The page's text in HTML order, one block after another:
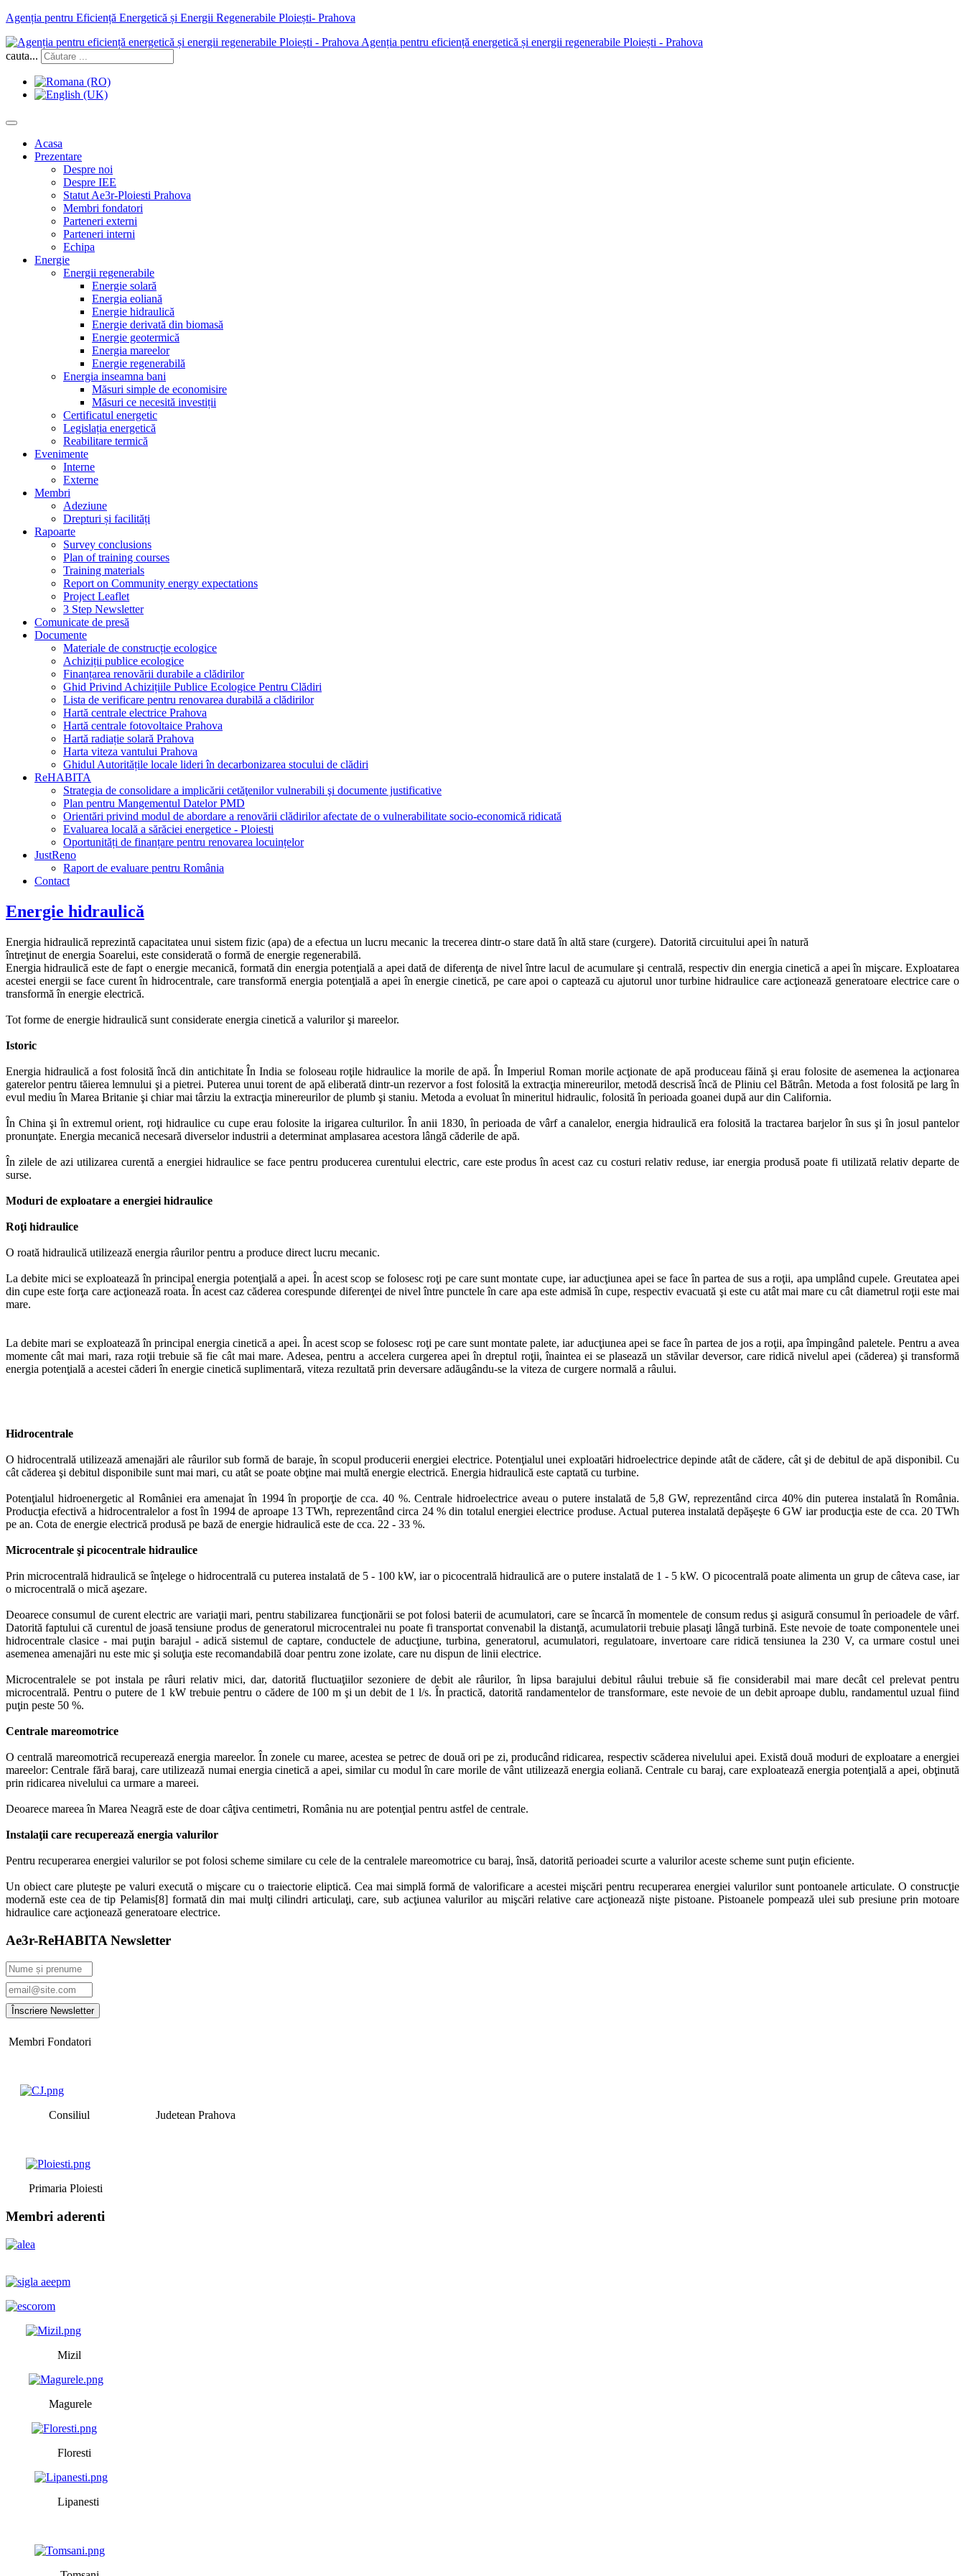
Agenția pentru Eficiență Energetică și Energii Regenerabile Ploiești- Prahova
Agenția pentru eficiență energetică și energii regenerabile Ploiești - Prahova
cauta...
Acasa
Prezentare
Despre noi
Despre IEE
Statut Ae3r-Ploiesti Prahova
Membri fondatori
Parteneri externi
Parteneri interni
Echipa
Energie
Energii regenerabile
Energie solară
Energia eoliană
Energie hidraulică
Energie derivată din biomasă
Energie geotermică
Energia mareelor
Energie regenerabilă
Energia inseamna bani
Măsuri simple de economisire
Măsuri ce necesită investiții
Certificatul energetic
Legislația energetică
Reabilitare termică
Evenimente
Interne
Externe
Membri
Adeziune
Drepturi și facilități
Rapoarte
Survey conclusions
Plan of training courses
Training materials
Report on Community energy expectations
Project Leaflet
3 Step Newsletter
Comunicate de presă
Documente
Materiale de construcție ecologice
Achiziții publice ecologice
Finanțarea renovării durabile a clădirilor
Ghid Privind Achizițiile Publice Ecologice Pentru Clădiri
Lista de verificare pentru renovarea durabilă a clădirilor
Hartă centrale electrice Prahova
Hartă centrale fotovoltaice Prahova
Hartă radiație solară Prahova
Harta viteza vantului Prahova
Ghidul Autoritățile locale lideri în decarbonizarea stocului de clădiri
ReHABITA
Strategia de consolidare a implicării cetăţenilor vulnerabili şi documente justificative
Plan pentru Mangementul Datelor PMD
Orientări privind modul de abordare a renovării clădirilor afectate de o vulnerabilitate socio-economică ridicată
Evaluarea locală a sărăciei energetice - Ploiesti
Oportunități de finanțare pentru renovarea locuințelor
JustReno
Raport de evaluare pentru România
Contact
Energie hidraulică
Energia hidraulică reprezintă capacitatea unui sistem fizic (apa) de a efectua un lucru mecanic la trecerea dintr-o stare dată în altă stare (curgere). Datorită circuitului apei în natură
întreţinut de energia Soarelui, este considerată o formă de energie regenerabilă.
Energia hidraulică este de fapt o energie mecanică, formată din energia potenţială a apei dată de diferenţa de nivel între lacul de acumulare şi centrală, respectiv din energia cinetică a apei în mişcare. Exploatarea
acestei energii se face curent în hidrocentrale, care transformă energia potenţială a apei în energie cinetică, pe care apoi o captează cu ajutorul unor turbine hidraulice care acţionează generatoare electrice care o
transformă în energie electrică.
Tot forme de energie hidraulică sunt considerate energia cinetică a valurilor şi mareelor.
Istoric
Energia hidraulică a fost folosită încă din antichitate În India se foloseau roţile hidraulice la morile de apă. În Imperiul Roman morile acţionate de apă produceau făină şi erau folosite de asemenea la acţionarea
gaterelor pentru tăierea lemnului şi a pietrei. Puterea unui torent de apă eliberată dintr-un rezervor a fost folosită la extracţia minereurilor, metodă descrisă încă de Pliniu cel Bătrân. Metoda a fost folosită pe larg în
evul mediu în Marea Britanie şi chiar mai târziu la extracţia minereurilor de plumb şi staniu. Metoda a evoluat în mineritul hidraulic, folosită în perioada goanei după aur din California.
În China şi în extremul orient, roţi hidraulice cu cupe erau folosite la irigarea culturilor. În anii 1830, în perioada de vârf a canalelor, energia hidraulică era folosită la tractarea barjelor în sus şi în josul pantelor
pronunţate. Energia mecanică necesară diverselor industrii a determinat amplasarea acestora lângă căderile de apă.
În zilele de azi utilizarea curentă a energiei hidraulice se face pentru producerea curentului electric, care este produs în acest caz cu costuri relativ reduse, iar energia produsă poate fi utilizată relativ departe de
surse.
Moduri de exploatare a energiei hidraulice
Roţi hidraulice
O roată hidraulică utilizează energia râurilor pentru a produce direct lucru mecanic.
La debite mici se exploatează în principal energia potenţială a apei. În acest scop se folosesc roţi pe care sunt montate cupe, iar aducţiunea apei se face în partea de sus a roţii, apa umplând cupele. Greutatea apei
din cupe este forţa care acţionează roata. În acest caz căderea corespunde diferenţei de nivel între punctele în care apa este admisă în cupe, respectiv evacuată şi este cu atât mai mare cu cât diametrul roţii este mai
mare.
La debite mari se exploatează în principal energia cinetică a apei. În acest scop se folosesc roţi pe care sunt montate palete, iar aducţiunea apei se face în partea de jos a roţii, apa împingând paletele. Pentru a avea
momente cât mai mari, raza roţii trebuie să fie cât mai mare. Adesea, pentru a accelera curgerea apei în dreptul roţii, înaintea ei se plasează un stăvilar deversor, care ridică nivelul apei (căderea) şi transformă
energia potenţială a acestei căderi în energie cinetică suplimentară, viteza rezultată prin deversare adăugându-se la viteza de curgere normală a râului.
Hidrocentrale
O hidrocentrală utilizează amenajări ale râurilor sub formă de baraje, în scopul producerii energiei electrice. Potenţialul unei exploatări hidroelectrice depinde atât de cădere, cât şi de debitul de apă disponibil. Cu
cât căderea şi debitul disponibile sunt mai mari, cu atât se poate obţine mai multă energie electrică. Energia hidraulică este captată cu turbine.
Potenţialul hidroenergetic al României era amenajat în 1994 în proporţie de cca. 40 %. Centrale hidroelectrice aveau o putere instalată de 5,8 GW, reprezentând circa 40% din puterea instalată în România.
Producţia efectivă a hidrocentralelor a fost în 1994 de aproape 13 TWh, reprezentând circa 24 % din totalul energiei electrice produse. Actual puterea instalată depăşeşte 6 GW iar producţia este de cca. 20 TWh
pe an. Cota de energie electrică produsă pe bază de energie hidraulică este de cca. 22 - 33 %.
Microcentrale şi picocentrale hidraulice
Prin microcentrală hidraulică se înţelege o hidrocentrală cu puterea instalată de 5 - 100 kW, iar o picocentrală hidraulică are o putere instalată de 1 - 5 kW. O picocentrală poate alimenta un grup de câteva case, iar
o microcentrală o mică aşezare.
Deoarece consumul de curent electric are variaţii mari, pentru stabilizarea funcţionării se pot folosi baterii de acumulatori, care se încarcă în momentele de consum redus şi asigură consumul în perioadele de vârf.
Datorită faptului că curentul de joasă tensiune produs de generatorul microcentralei nu poate fi transportat convenabil la distanţă, acumulatorii trebuie plasaţi lângă turbină. Este nevoie de toate componentele unei
hidrocentrale clasice - mai puţin barajul - adică sistemul de captare, conductele de aducţiune, turbina, generatorul, acumulatori, regulatoare, invertoare care ridică tensiunea la 230 V, ca urmare costul unei
asemenea amenajări nu este mic şi soluţia este recomandabilă doar pentru zone izolate, care nu dispun de linii electrice.
Microcentralele se pot instala pe râuri relativ mici, dar, datorită fluctuaţiilor sezoniere de debit ale râurilor, în lipsa barajului debitul râului trebuie să fie considerabil mai mare decât cel prelevat pentru
microcentrală. Pentru o putere de 1 kW trebuie pentru o cădere de 100 m şi un debit de 1 l/s. În practică, datorită randamentelor de transformare, este nevoie de un debit aproape dublu, randamentul uzual fiind
puţin peste 50 %.
Centrale mareomotrice
O centrală mareomotrică recuperează energia mareelor. În zonele cu maree, acestea se petrec de două ori pe zi, producând ridicarea, respectiv scăderea nivelului apei. Există două moduri de exploatare a energiei
mareelor: Centrale fără baraj, care utilizează numai energia cinetică a apei, similar cu modul în care morile de vânt utilizează energia eoliană. Centrale cu baraj, care exploatează energia potenţială a apei, obţinută
prin ridicarea nivelului ca urmare a mareei.
Deoarece mareea în Marea Neagră este de doar câţiva centimetri, România nu are potenţial pentru astfel de centrale.
Instalaţii care recuperează energia valurilor
Pentru recuperarea energiei valurilor se pot folosi scheme similare cu cele de la centralele mareomotrice cu baraj, însă, datorită perioadei scurte a valurilor aceste scheme sunt puţin eficiente.
Un obiect care pluteşte pe valuri execută o mişcare cu o traiectorie eliptică. Cea mai simplă formă de valorificare a acestei mişcări pentru recuperarea energiei valurilor sunt pontoanele articulate. O construcţie
modernă este cea de tip Pelamis[8] formată din mai mulţi cilindri articulaţi, care, sub acţiunea valurilor au mişcări relative care acţionează nişte pistoane. Pistoanele pompează ulei sub presiune prin motoare
hidraulice care acţionează generatoare electrice.
Ae3r-ReHABITA Newsletter
Membri Fondatori
Consiliul Judetean Prahova
Primaria Ploiesti
Membri aderenti
Mizil
Magurele
Floresti
Lipanesti